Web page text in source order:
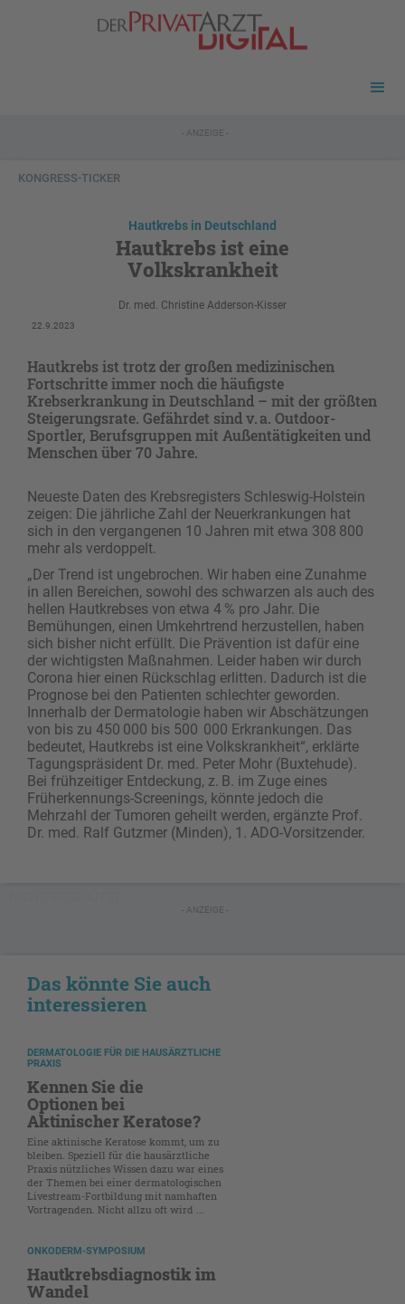
- ANZEIGE -
KONGRESS-TICKER
Hautkrebs in Deutschland
Hautkrebs ist eine
Volkskrankheit
Dr. med. Christine Adderson-Kisser
22.9.2023
Hautkrebs ist trotz der großen medizinischen
Fortschritte immer noch die häufigste
Krebserkrankung in Deutschland – mit der größten
Steigerungsrate. Gefährdet sind v. a. Outdoor-
Sportler, Berufsgruppen mit Außentätigkeiten und
Menschen über 70 Jahre.
Neueste Daten des Krebsregisters Schleswig-Holstein
zeigen: Die jährliche Zahl der Neuerkrankungen hat
sich in den vergangenen 10 Jahren mit etwa 308 800
mehr als verdoppelt.
„Der Trend ist ungebrochen. Wir haben eine Zunahme
in allen Bereichen, sowohl des schwarzen als auch des
hellen Hautkrebses von etwa 4 % pro Jahr. Die
Bemühungen, einen Umkehrtrend herzustellen, haben
sich bisher nicht erfüllt. Die Prävention ist dafür eine
der wichtigsten Maßnahmen. Leider haben wir durch
Corona hier einen Rückschlag erlitten. Dadurch ist die
Prognose bei den Patienten schlechter geworden.
Innerhalb der Dermatologie haben wir Abschätzungen
von bis zu 450 000 bis 500 000 Erkrankungen. Das
bedeutet, Hautkrebs ist eine Volkskrankheit“, erklärte
Tagungspräsident Dr. med. Peter Mohr (Buxtehude).
Bei frühzeitiger Entdeckung, z. B. im Zuge eines
Früherkennungs-Screenings, könnte jedoch die
Mehrzahl der Tumoren geheilt werden, ergänzte Prof.
Dr. med. Ralf Gutzmer (Minden), 1. ADO-Vorsitzender.
- ANZEIGE -
Das könnte Sie auch
interessieren
DERMATOLOGIE FÜR DIE HAUSÄRZTLICHE
PRAXIS
Kennen Sie die
Optionen bei
Aktinischer Keratose?
Eine aktinische Keratose kommt, um zu
bleiben. Speziell für die hausärztliche
Praxis nützliches Wissen dazu war eines
der Themen bei einer dermatologischen
Livestream-Fortbildung mit namhaften
Vortragenden. Nicht allzu oft wird ...
ONKODERM-SYMPOSIUM
Hautkrebsdiagnostik im
Wandel